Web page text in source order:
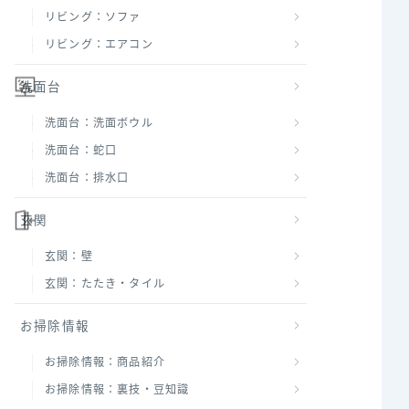
リビング：ソファ
リビング：エアコン
洗面台
洗面台：洗面ボウル
洗面台：蛇口
洗面台：排水口
玄関
玄関：壁
玄関：たたき・タイル
お掃除情報
お掃除情報：商品紹介
お掃除情報：裏技・豆知識